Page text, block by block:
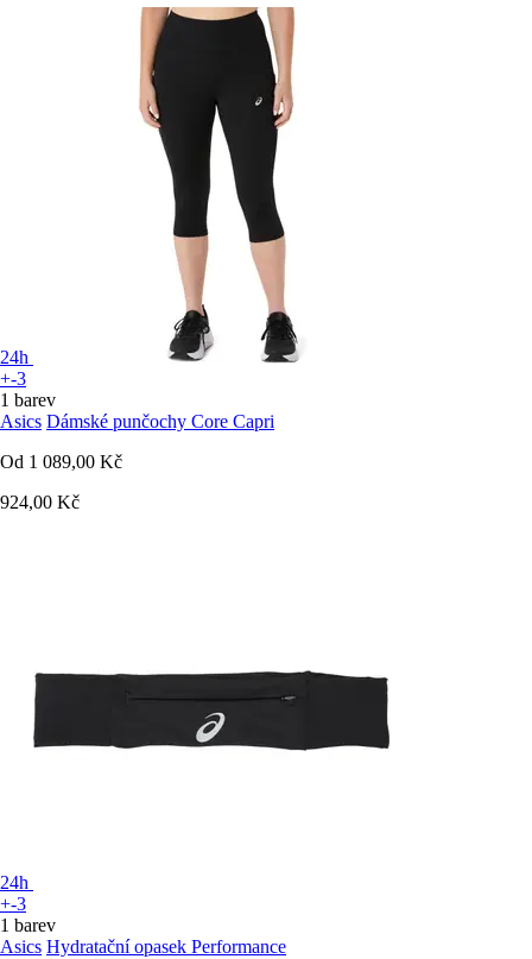
24h
+-3
1 barev
Asics Dámské punčochy Core Capri
Od 1 089,00 Kč
924,00 Kč
24h
+-3
1 barev
Asics Hydratační opasek Performance